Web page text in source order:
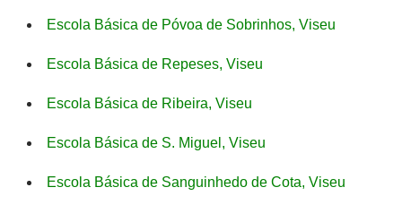
Escola Básica de Póvoa de Sobrinhos, Viseu
Escola Básica de Repeses, Viseu
Escola Básica de Ribeira, Viseu
Escola Básica de S. Miguel, Viseu
Escola Básica de Sanguinhedo de Cota, Viseu